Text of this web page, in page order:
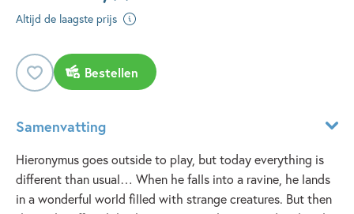
Altijd de laagste prijs
Bestellen
Samenvatting
Hieronymus goes outside to play, but today everything is
different than usual… When he falls into a ravine, he lands
in a wonderful world filled with strange creatures. But then